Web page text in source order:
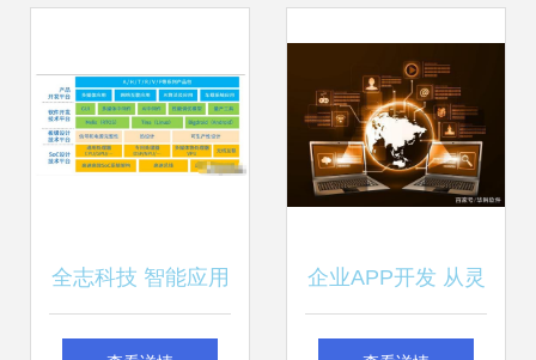
全志科技 智能应用
时代的芯片王者龙
企业APP开发 从灵
想到落地运营的漫